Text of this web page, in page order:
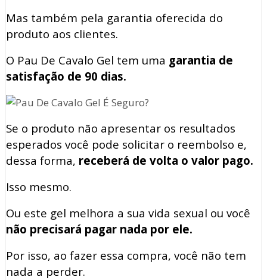
Mas também pela garantia oferecida do
produto aos clientes.
O Pau De Cavalo Gel tem uma garantia de
satisfação de 90 dias.
Se o produto não apresentar os resultados
esperados você pode solicitar o reembolso e,
dessa forma, receberá de volta o valor pago.
Isso mesmo.
Ou este gel melhora a sua vida sexual ou você
não precisará pagar nada por ele.
Por isso, ao fazer essa compra, você não tem
nada a perder.